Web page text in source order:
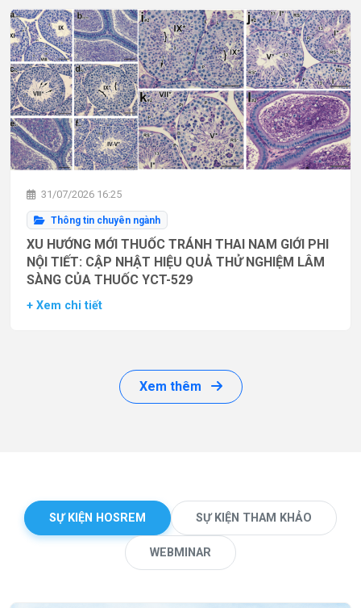
31/07/2026 16:25
Thông tin chuyên ngành
XU HƯỚNG MỚI THUỐC TRÁNH THAI NAM GIỚI PHI
NỘI TIẾT: CẬP NHẬT HIỆU QUẢ THỬ NGHIỆM LÂM
SÀNG CỦA THUỐC YCT-529
+ Xem chi tiết
Xem thêm
SỰ KIỆN HOSREM SỰ KIỆN THAM KHẢO
WEBMINAR